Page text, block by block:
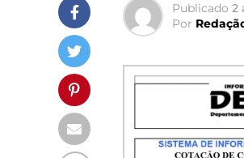
Publicado 2
Por